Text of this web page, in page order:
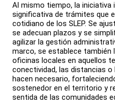
Al mismo tiempo, la iniciativa
significativa de trámites que
cotidiano de los SLEP. Se
se adecuan plazos y se
agilizar la gestión
marco, se establece también
oficinas locales en aquellos
conectividad, las distancias
hacen necesario,
sostenedor en el territorio y
sentida de las comunidades